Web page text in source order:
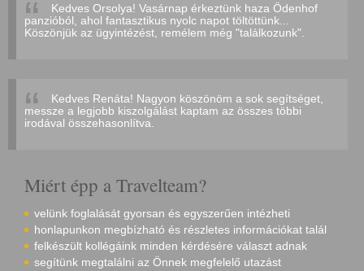
Kedves Orsolya! Vasárnap érkeztünk haza Ödenhof
panzióból, ahol fantasztikus nyolc napot töltöttünk...
Köszönjük az ügyintézést, remélem még "találkozunk".
Kedves Renáta! Nagyon köszönöm a sok segítséget,
messze a legjobb kiszolgálást kaptam az összes többi
irodával összehasonlítva.
Miért épp a Travelteam?
velünk foglalását gyorsan és egyszerűen intézheti
honlapunkon megbízható és részletes információkat talál
felkészült kollégáink minden kérdésére választ adnak
segítünk megtalálni az Önnek megfelelő utazást